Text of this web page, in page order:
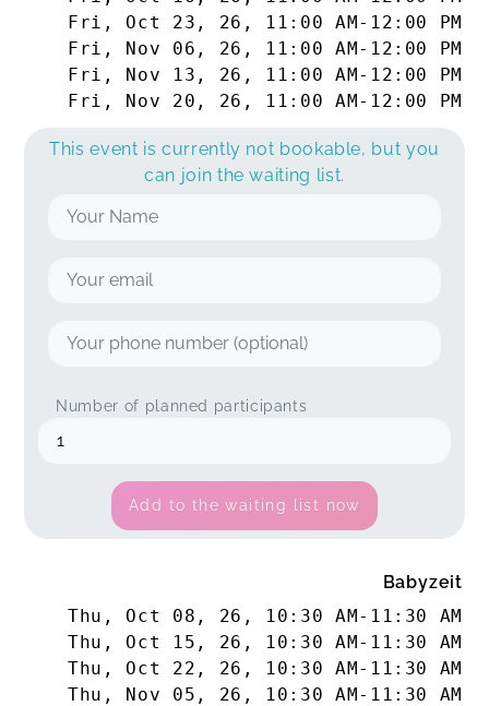
Fri, Oct 23, 26 , 11:00 AM- 12:00 PM
Fri, Nov 06, 26 , 11:00 AM- 12:00 PM
Fri, Nov 13, 26 , 11:00 AM- 12:00 PM
Fri, Nov 20, 26 , 11:00 AM- 12:00 PM
This event is currently not bookable, but you
can join the waiting list.
Number of planned participants
Add to the waiting list now
Babyzeit
Thu, Oct 08, 26 , 10:30 AM- 11:30 AM
Thu, Oct 15, 26 , 10:30 AM- 11:30 AM
Thu, Oct 22, 26 , 10:30 AM- 11:30 AM
Thu, Nov 05, 26 , 10:30 AM- 11:30 AM